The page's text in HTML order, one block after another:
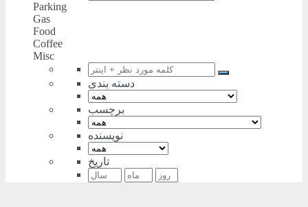
Parking
Gas
Food
Coffee
Misc
دسته بندی
برچسب
نویسنده
تاریخ